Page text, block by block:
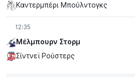
Καντερμπέρι Μπούλντογκς
12:35
Μέλμπουρν Στορμ
Σίντνεϊ Ρούστερς